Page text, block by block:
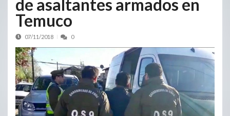
de asaltantes armados en
Temuco
07/11/2018 0